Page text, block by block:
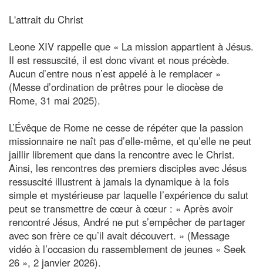
L'attrait du Christ
Leone XIV rappelle que « La mission appartient à Jésus.
Il est ressuscité, il est donc vivant et nous précède.
Aucun d’entre nous n’est appelé à le remplacer »
(Messe d’ordination de prêtres pour le diocèse de
Rome, 31 mai 2025).
L’Évêque de Rome ne cesse de répéter que la passion
missionnaire ne naît pas d’elle-même, et qu’elle ne peut
jaillir librement que dans la rencontre avec le Christ.
Ainsi, les rencontres des premiers disciples avec Jésus
ressuscité illustrent à jamais la dynamique à la fois
simple et mystérieuse par laquelle l’expérience du salut
peut se transmettre de cœur à cœur : « Après avoir
rencontré Jésus, André ne put s’empêcher de partager
avec son frère ce qu’il avait découvert. » (Message
vidéo à l’occasion du rassemblement de jeunes « Seek
26 », 2 janvier 2026).